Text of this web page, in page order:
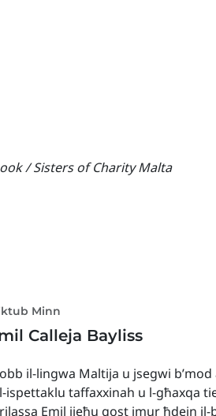
/ Sisters of Charity Malta
Minn
Calleja Bayliss
il-lingwa Maltija u jsegwi
ispettaklu taffaxxinah u l-għaxqa
Emil jieħu gost imur ħdejn